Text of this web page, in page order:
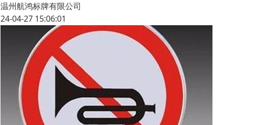
温州航鸿标牌有限公司
24-04-27 15:06:01